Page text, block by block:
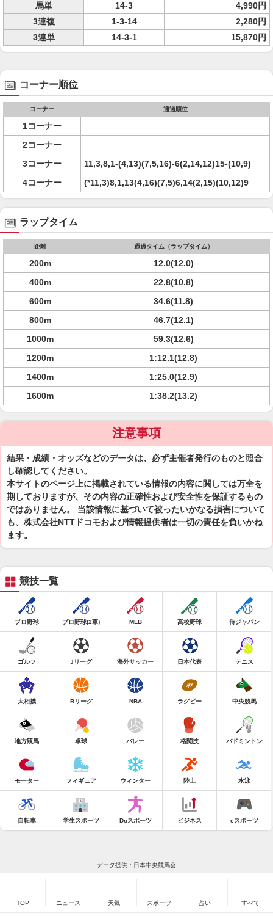
馬単
14-3
4,990円
3連複
1-3-14
2,280円
3連単
14-3-1 15,870円
コーナー順位
コーナー 通過順位
1コーナー
2コーナー
3コーナー
11,3,8,1-(4,13)(7,5,16)-6(2,14,12)15-(10,9)
4コーナー
(*11,3)8,1,13(4,16)(7,5)6,14(2,15)(10,12)9
ラップタイム
距離 通過タイム（ラップタイム）
200m
12.0(12.0)
400m
22.8(10.8)
600m
34.6(11.8)
800m
46.7(12.1)
1000m
59.3(12.6)
1200m
1:12.1(12.8)
1400m
1:25.0(12.9)
1600m
1:38.2(13.2)
注意事項
結果・成績・オッズなどのデータは、必ず主催者発行のものと照合
し確認してください。
本サイトのページ上に掲載されている情報の内容に関しては万全を
期しておりますが、その内容の正確性および安全性を保証するもの
ではありません。 当該情報に基づいて被ったいかなる損害について
も、株式会社NTTドコモおよび情報提供者は一切の責任を負いかね
ます。
競技一覧
プロ野球 プロ野球(2軍) MLB 高校野球 侍ジャパン
ゴルフ Jリーグ 海外サッカー 日本代表 テニス
大相撲 Bリーグ NBA ラグビー 中央競馬
地方競馬 卓球 バレー 格闘技 バドミントン
モーター フィギュア ウィンター 陸上 水泳
自転車 学生スポーツ Doスポーツ ビジネス eスポーツ
データ提供：日本中央競馬会
TOP ニュース 天気 スポーツ 占い すべて